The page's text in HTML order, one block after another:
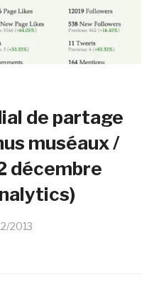
de partage
muséaux /
décembre
2013